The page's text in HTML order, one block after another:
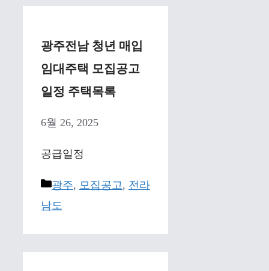
광주전남 청년 매입
임대주택 모집공고
일정 주택목록
6월 26, 2025
공급일정
Categories
광주, 모집공고, 전라
남도